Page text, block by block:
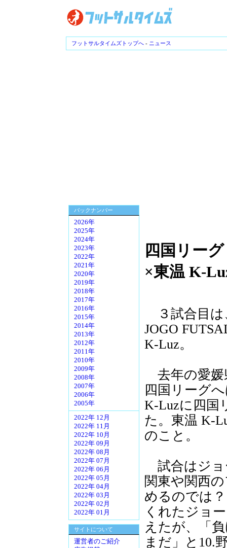
フットサルタイムズトップへ - ニュース
バックナンバー
2026年
2025年
2024年
2023年
2022年
2021年
2020年
2019年
2018年
2017年
2016年
2015年
2014年
2013年
2012年
2011年
2010年
2009年
2008年
2007年
2006年
2005年
2022年 12月
2022年 11月
2022年 10月
2022年 09月
2022年 08月
2022年 07月
2022年 06月
2022年 05月
2022年 04月
2022年 03月
2022年 02月
2022年 01月
サイトについて
運営者のご紹介
四国リー
×東温 K-
３試合目は
JOGO
K-Luz。
去年の愛媛
四国リーグ
K-Luzに四国
た。東温 K-
のこと。
試合はジョ
関東や関西
めるのでは
くれたジョ
えたが、「
まだ」と10.